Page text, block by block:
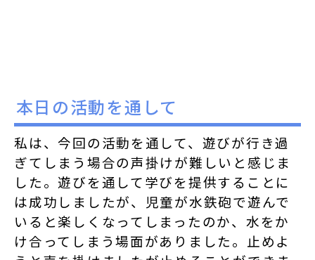
本日の活動を通して
私は、今回の活動を通して、遊びが行き過
ぎてしまう場合の声掛けが難しいと感じま
した。遊びを通して学びを提供することに
は成功しましたが、児童が水鉄砲で遊んで
いると楽しくなってしまったのか、水をか
け合ってしまう場面がありました。止めよ